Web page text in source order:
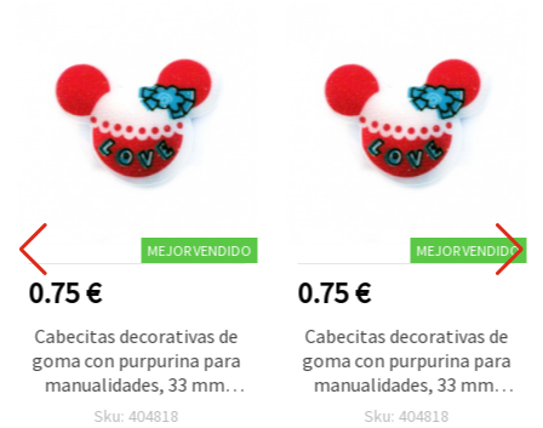
MEJOR VENDIDO
0.75 €
Cabecitas decorativas de
goma con purpurina para
manualidades, 33 mm,
surtido - pack de 10
Sku: 404818
MEJOR VENDIDO
0.75 €
Cabecitas decorativas de
goma con purpurina para
manualidades, 33 mm,
surtido - pack de 10
Sku: 404818